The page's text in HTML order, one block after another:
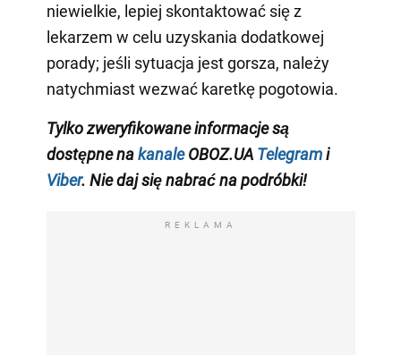
niewielkie, lepiej skontaktować się z
lekarzem w celu uzyskania dodatkowej
porady; jeśli sytuacja jest gorsza, należy
natychmiast wezwać karetkę pogotowia.
Tylko zweryfikowane informacje są
dostępne nakanaleOBOZ.UA Telegrami
Viber. Nie daj się nabrać na podróbki!
REKLAMA